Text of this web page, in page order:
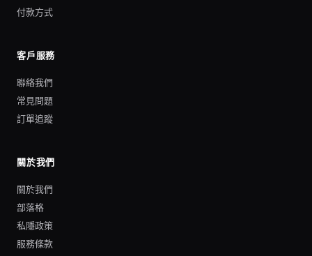
付款方式
客戶服務
聯絡我們
常見問題
訂單追蹤
關於我們
關於我們
部落格
私隱政策
服務條款